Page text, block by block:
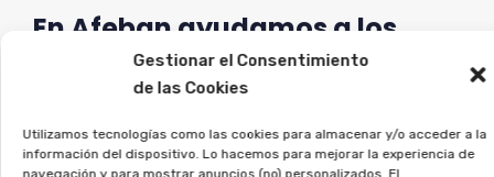
Gestionar el Consentimiento
de las Cookies
Utilizamos tecnologías como las cookies para almacenar y/o acceder a la
información del dispositivo. Lo hacemos para mejorar la experiencia de
navegación y para mostrar anuncios (no) personalizados. El
En Afeban ayudamos a los
afectados a recuperar su
Si firmaste un contrato así, deja tus datos, y lo